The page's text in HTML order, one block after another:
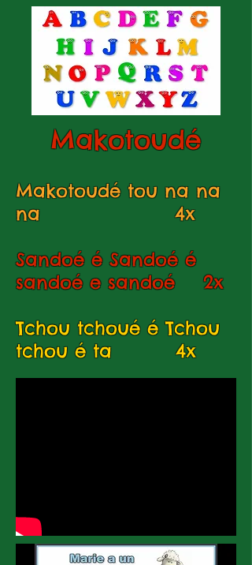
Makotoudé
Makotoudé tou na na
na 4x
Sandoé é Sandoé é
sandoé e sandoé 2x
Tchou tchoué é Tchou
tchou é ta 4x